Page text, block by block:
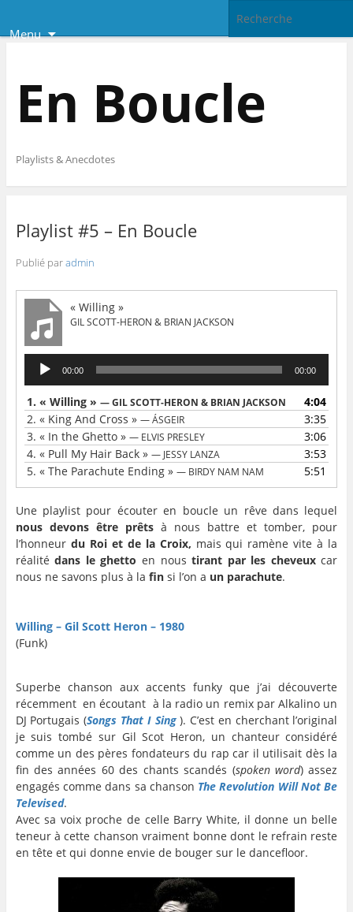
Menu
En Boucle
Playlists & Anecdotes
Playlist #5 – En Boucle
Publié paradmin
« Willing »
GIL SCOTT-HERON & BRIAN JACKSON
Lecteur
audio
00:00 00:00
1. « Willing » — GIL SCOTT-HERON & BRIAN JACKSON
4:04
2. « King And Cross » — ÁSGEIR
3:35
3. « In the Ghetto » — ELVIS PRESLEY
3:06
4. « Pull My Hair Back » — JESSY LANZA
3:53
5. « The Parachute Ending » — BIRDY NAM NAM 5:51
Une playlist pour écouter en boucle un rêve dans lequel
nous devons être prêtsà nous battre et tomber, pour
l’honneur du Roi et de la Croix, mais qui ramène vite à la
réalitédans le ghetto en noustirant par les cheveuxcar
nous ne savons plus à la finsi l’on a un parachute.
Willing – Gil Scott Heron – 1980
(Funk)
Superbe chanson aux accents funky que j’ai découverte
récemment en écoutant à la radio un remix par Alkalino un
DJ Portugais (Songs That I Sing ). C’est en cherchant l’original
je suis tombé sur Gil Scot Heron, un chanteur considéré
comme un des pères fondateurs du rap car il utilisait dès la
fin des années 60 des chants scandés (spoken word) assez
engagés comme dans sa chanson The Revolution Will Not Be
Televised.
Avec sa voix proche de celle Barry White, il donne un belle
teneur à cette chanson vraiment bonne dont le refrain reste
en tête et qui donne envie de bouger sur le dancefloor.